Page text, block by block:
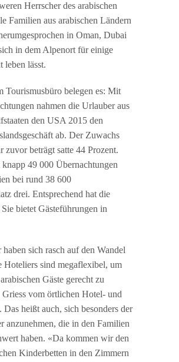
Herrscher des arabischen
Familien aus arabischen Ländern
in Oman, Dubai
in dem Alpenort für einige
leben lässt.
Tourismusbüro belegen es: Mit
nahmen die Urlauber aus
den USA 2015 den
ab. Der Zuwachs
zuvor beträgt satte 44 Prozent.
49 000 Übernachtungen
bei rund 38 600
drei. Entsprechend hat die
bietet Gästeführungen in
sich rasch auf den Wandel
Hoteliers sind megaflexibel, um
Gäste gerecht zu
Griess vom örtlichen Hotel- und
Das heißt auch, sich besonders der
anzunehmen, die in den Familien
haben. «Da kommen wir den
Kinderbetten in den Zimmern